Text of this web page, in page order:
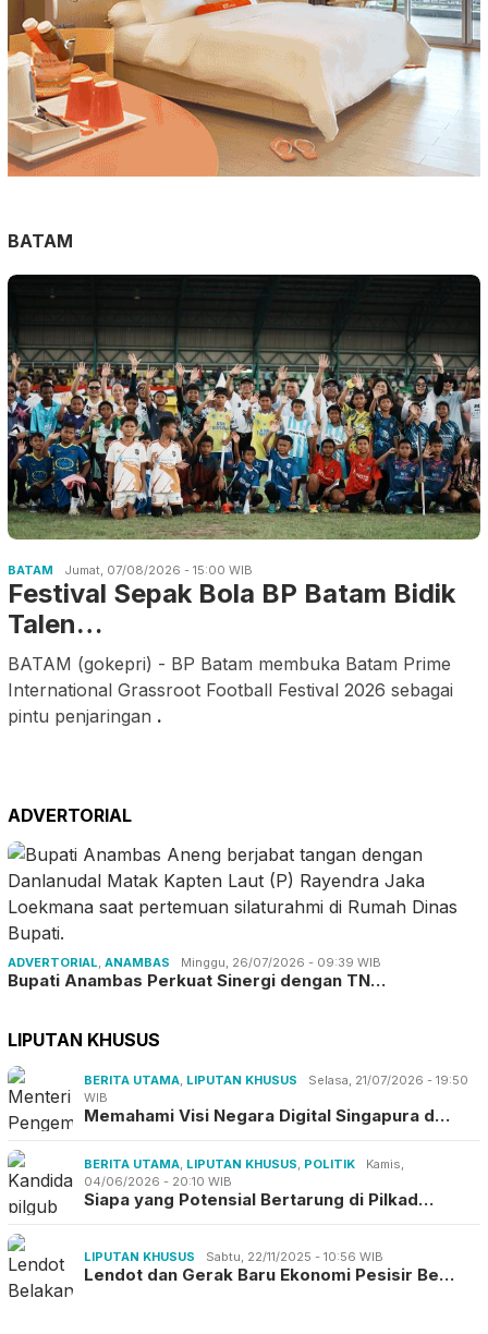
BATAM
BATAM Jumat, 07/08/2026 - 15:00 WIB
Festival Sepak Bola BP Batam Bidik
Talen…
BATAM (gokepri) - BP Batam membuka Batam Prime
International Grassroot Football Festival 2026 sebagai
pintu penjaringan .
ADVERTORIAL
ADVERTORIAL, ANAMBAS Minggu, 26/07/2026 - 09:39 WIB
Bupati Anambas Perkuat Sinergi dengan TN…
LIPUTAN KHUSUS
BERITA UTAMA, LIPUTAN KHUSUS
Selasa, 21/07/2026 - 19:50
WIB
Memahami Visi Negara Digital Singapura d…
BERITA UTAMA, LIPUTAN KHUSUS, POLITIK
Kamis,
04/06/2026 - 20:10 WIB
Siapa yang Potensial Bertarung di Pilkad…
LIPUTAN KHUSUS Sabtu, 22/11/2025 - 10:56 WIB
Lendot dan Gerak Baru Ekonomi Pesisir Be…